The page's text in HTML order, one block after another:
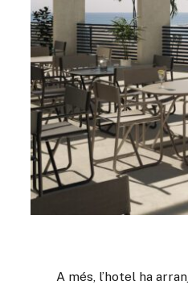
A més, l’hotel ha